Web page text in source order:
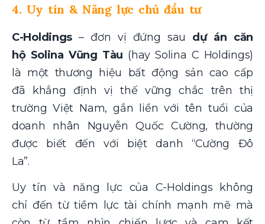
4. Uy tín & Năng lực chủ đầu tư
C-Holdings – đơn vị đứng sau dự án căn
hộ Solina Vũng Tàu (hay Solina C Holdings)
là một thương hiệu bất động sản cao cấp
đã khẳng định vị thế vững chắc trên thị
trường Việt Nam, gắn liền với tên tuổi của
doanh nhân Nguyễn Quốc Cường, thường
được biết đến với biệt danh “Cường Đô
La”.
Uy tín và năng lực của C-Holdings không
chỉ đến từ tiềm lực tài chính mạnh mẽ mà